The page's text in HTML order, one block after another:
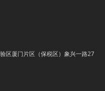
区厦门片区（保税区）象兴一路27